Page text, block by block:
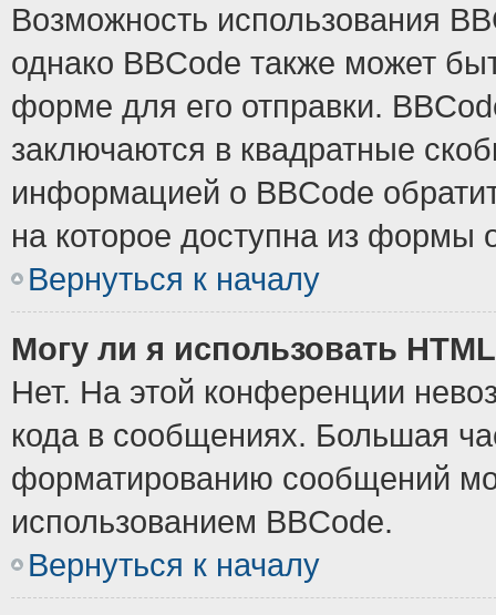
Возможность использования
однако BBCode также может
форме для его отправки.
заключаются в квадратные
информацией о BBCode
на которое доступна из формы
Вернуться к началу
Могу ли я использовать
Нет. На этой конференции
кода в сообщениях. Большая
форматированию сообщений
использованием BBCode.
Вернуться к началу